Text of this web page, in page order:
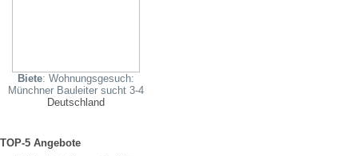
Biete: Wohnungsgesuch:
Münchner Bauleiter sucht 3-4
Deutschland
TOP-5 Angebote